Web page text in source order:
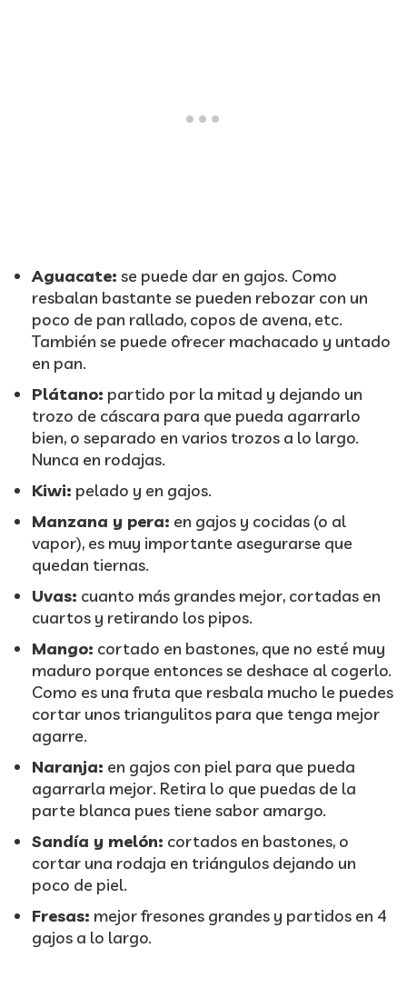
Aguacate: se puede dar en gajos. Como
resbalan bastante se pueden rebozar con un
poco de pan rallado, copos de avena, etc.
También se puede ofrecer machacado y untado
en pan.
Plátano: partido por la mitad y dejando un
trozo de cáscara para que pueda agarrarlo
bien, o separado en varios trozos a lo largo.
Nunca en rodajas.
Kiwi: pelado y en gajos.
Manzana y pera: en gajos y cocidas (o al
vapor), es muy importante asegurarse que
quedan tiernas.
Uvas: cuanto más grandes mejor, cortadas en
cuartos y retirando los pipos.
Mango: cortado en bastones, que no esté muy
maduro porque entonces se deshace al cogerlo.
Como es una fruta que resbala mucho le puedes
cortar unos triangulitos para que tenga mejor
agarre.
Naranja: en gajos con piel para que pueda
agarrarla mejor. Retira lo que puedas de la
parte blanca pues tiene sabor amargo.
Sandía y melón: cortados en bastones, o
cortar una rodaja en triángulos dejando un
poco de piel.
Fresas: mejor fresones grandes y partidos en 4
gajos a lo largo.